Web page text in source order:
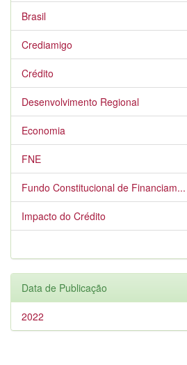
Brasil
Crediamigo
Crédito
Desenvolvimento Regional
Economia
FNE
Fundo Constitucional de Financiam...
Impacto do Crédito
Data de Publicação
2022